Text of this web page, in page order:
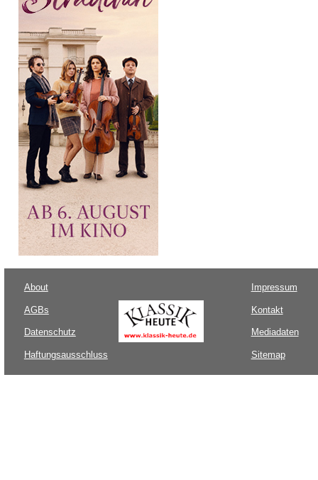
About
AGBs
Datenschutz
Haftungsausschluss
Impressum
Kontakt
Mediadaten
Sitemap